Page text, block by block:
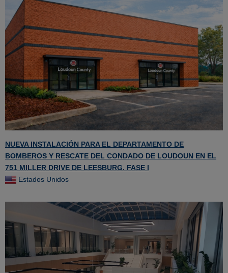
NUEVA INSTALACIÓN PARA EL DEPARTAMENTO DE
BOMBEROS Y RESCATE DEL CONDADO DE LOUDOUN EN EL
751 MILLER DRIVE DE LEESBURG. FASE I
Estados Unidos